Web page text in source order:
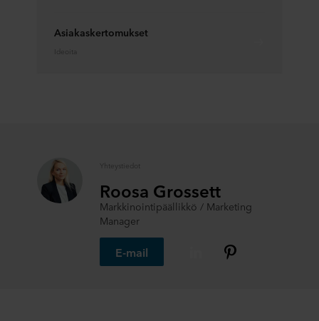
Asiakaskertomukset
Ideoita
Yhteystiedot
Roosa Grossett
Markkinointipäällikkö / Marketing
Manager
E-mail